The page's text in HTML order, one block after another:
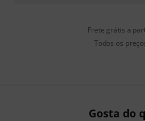
Frete grátis a
Todos os
Gosta do